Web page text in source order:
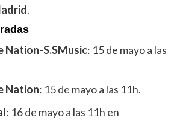
.
Nation-S.SMusic: 15 de mayo a las
Nation: 15 de mayo a las 11h.
: 16 de mayo a las 11h en